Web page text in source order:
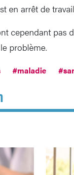
en arrêt de
cependant pas
problème.
#maladie